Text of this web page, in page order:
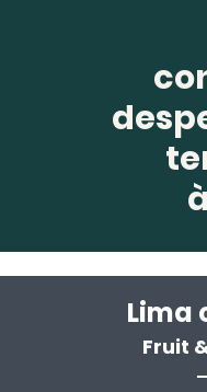
Lima
Fruit